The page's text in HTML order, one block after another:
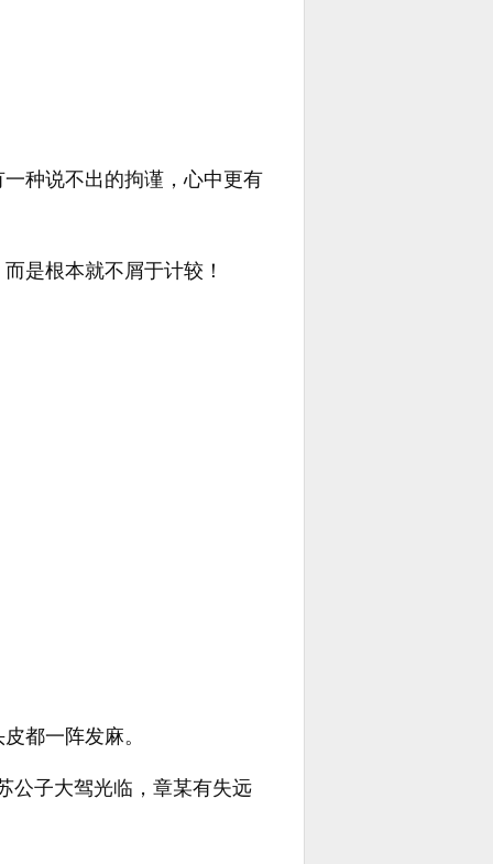
种说不出的拘谨，心中更有
是根本就不屑于计较！
都一阵发麻。
公子大驾光临，章某有失远